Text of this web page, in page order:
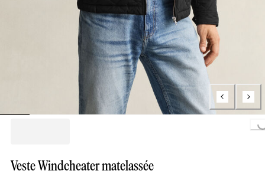
Loading...
Veste Windcheater matelassée